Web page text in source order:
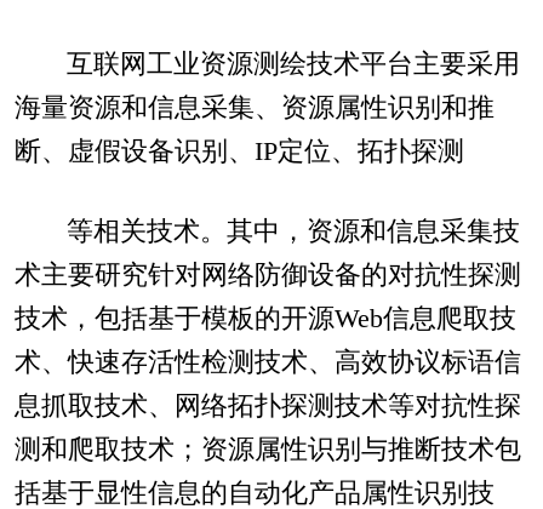
互联网工业资源测绘技术平台主要采用
海量资源和信息采集、资源属性识别和推
断、虚假设备识别、IP定位、拓扑探测
等相关技术。其中，资源和信息采集技
术主要研究针对网络防御设备的对抗性探测
技术，包括基于模板的开源Web信息爬取技
术、快速存活性检测技术、高效协议标语信
息抓取技术、网络拓扑探测技术等对抗性探
测和爬取技术；资源属性识别与推断技术包
括基于显性信息的自动化产品属性识别技